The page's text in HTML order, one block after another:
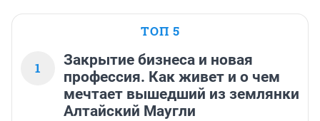
ТОП 5
1
Закрытие бизнеса и новая
профессия. Как живет и о чем
мечтает вышедший из землянки
Алтайский Маугли